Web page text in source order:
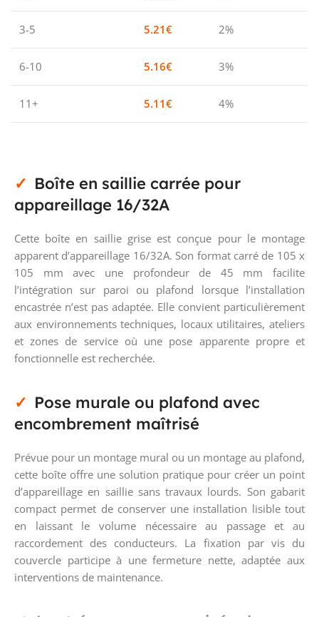
3-5 5.21€ 2%
6-10 5.16€ 3%
11+ 5.11€ 4%
Boîte en saillie carrée pour
appareillage 16/32A
Cette boîte en saillie grise est conçue pour le montage
apparent d’appareillage 16/32A. Son format carré de 105 x
105 mm avec une profondeur de 45 mm facilite
l’intégration sur paroi ou plafond lorsque l’installation
encastrée n’est pas adaptée. Elle convient particulièrement
aux environnements techniques, locaux utilitaires, ateliers
et zones de service où une pose apparente propre et
fonctionnelle est recherchée.
Pose murale ou plafond avec
encombrement maîtrisé
Prévue pour un montage mural ou un montage au plafond,
cette boîte offre une solution pratique pour créer un point
d’appareillage en saillie sans travaux lourds. Son gabarit
compact permet de conserver une installation lisible tout
en laissant le volume nécessaire au passage et au
raccordement des conducteurs. La fixation par vis du
couvercle participe à une fermeture nette, adaptée aux
interventions de maintenance.